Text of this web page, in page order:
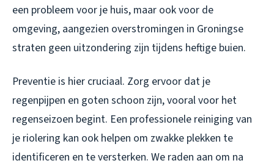
een probleem voor je huis, maar ook voor de
omgeving, aangezien overstromingen in Groningse
straten geen uitzondering zijn tijdens heftige buien.
Preventie is hier cruciaal. Zorg ervoor dat je
regenpijpen en goten schoon zijn, vooral voor het
regenseizoen begint. Een professionele reiniging van
je riolering kan ook helpen om zwakke plekken te
identificeren en te versterken. We raden aan om na